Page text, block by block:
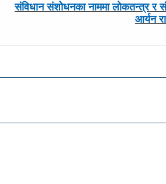
अघिल्लाे
संविधान संशोधनका नाममा लोकतन्त्र र
आर्यन